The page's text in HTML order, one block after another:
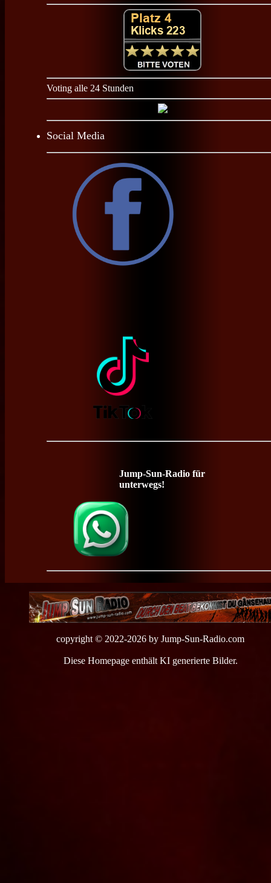
Voting alle 24 Stunden
Social Media
Jump-Sun-Radio für
unterwegs!
copyright © 2022-2026 by Jump-Sun-Radio.com
Diese Homepage enthält KI generierte Bilder.